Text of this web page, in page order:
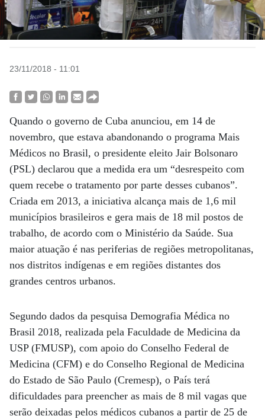
23/11/2018 - 11:01
Quando o governo de Cuba anunciou, em 14 de
novembro, que estava abandonando o programa Mais
Médicos no Brasil, o presidente eleito Jair Bolsonaro
(PSL) declarou que a medida era um “desrespeito com
quem recebe o tratamento por parte desses cubanos”.
Criada em 2013, a iniciativa alcança mais de 1,6 mil
municípios brasileiros e gera mais de 18 mil postos de
trabalho, de acordo com o Ministério da Saúde. Sua
maior atuação é nas periferias de regiões metropolitanas,
nos distritos indígenas e em regiões distantes dos
grandes centros urbanos.
Segundo dados da pesquisa Demografia Médica no
Brasil 2018, realizada pela Faculdade de Medicina da
USP (FMUSP), com apoio do Conselho Federal de
Medicina (CFM) e do Conselho Regional de Medicina
do Estado de São Paulo (Cremesp), o País terá
dificuldades para preencher as mais de 8 mil vagas que
serão deixadas pelos médicos cubanos a partir de 25 de